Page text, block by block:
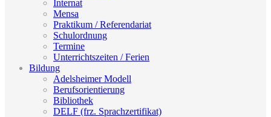
Internat
Mensa
Praktikum / Referendariat
Schulordnung
Termine
Unterrichtszeiten / Ferien
Bildung
Adelsheimer Modell
Berufsorientierung
Bibliothek
DELF (frz. Sprachzertifikat)